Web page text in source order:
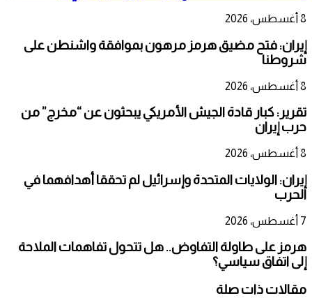
8 أغسطس، 2026
إيران: فتح مضيق هرمز مرهون بموافقة واشنطن على
شروطنا
8 أغسطس، 2026
تقرير: كبار قادة الجيش الأمريكي يبحثون عن “مخرج” من
حرب إيران
8 أغسطس، 2026
إيران: الولايات المتحدة وإسرائيل لم تحققا أهدافهما في
الحرب
7 أغسطس، 2026
هرمز على طاولة التفاوض.. هل تتحول تفاهمات الملاحة
إلى اتفاق سياسي؟
مقالات ذات صلة